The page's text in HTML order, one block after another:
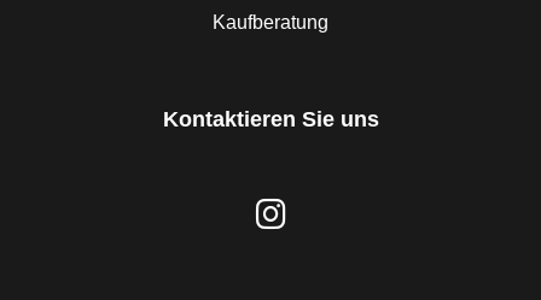
Kaufberatung
Kontaktieren Sie uns